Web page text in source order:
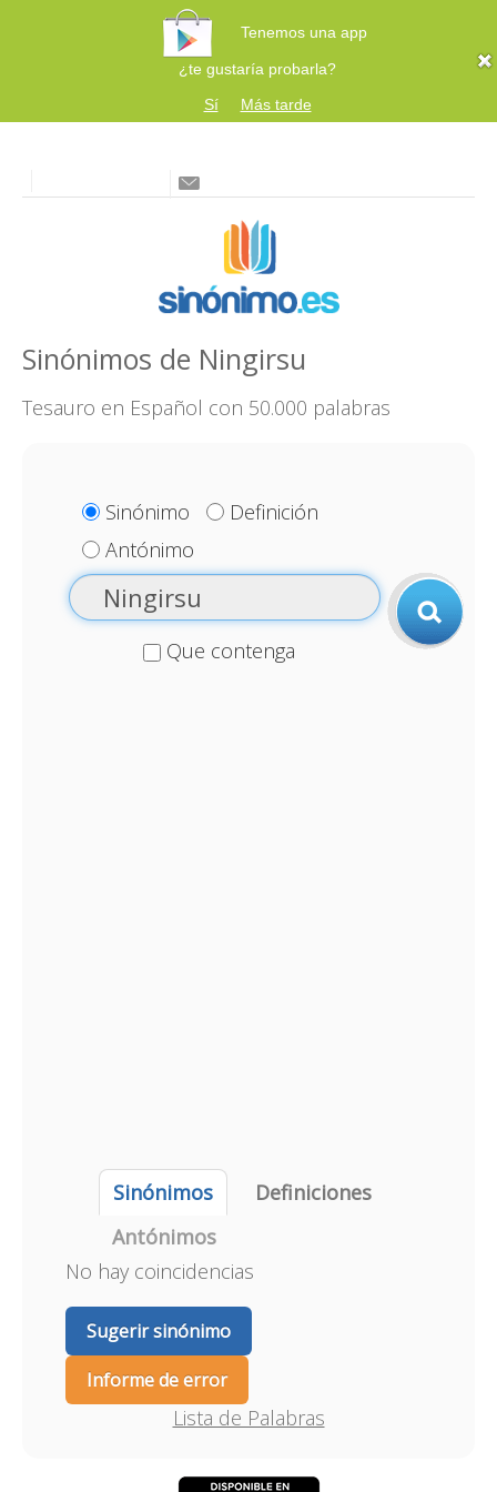
Tenemos una app
¿te gustaría probarla?
Sí
Más tarde
Sinónimos de Ningirsu
Tesauro en Español con 50.000 palabras
Sinónimo
Definición
Antónimo
Que contenga
Sinónimos
Definiciones
Antónimos
No hay coincidencias
Sugerir sinónimo
Informe de error
Lista de Palabras